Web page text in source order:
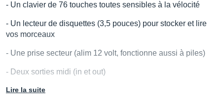
- Un clavier de 76 touches toutes sensibles à la vélocité
- Un lecteur de disquettes (3,5 pouces) pour stocker et lire
vos morceaux
- Une prise secteur (alim 12 volt, fonctionne aussi à piles)
- Deux sorties midi (in et out)
- Une sortie jack pour casque
Lire la suite